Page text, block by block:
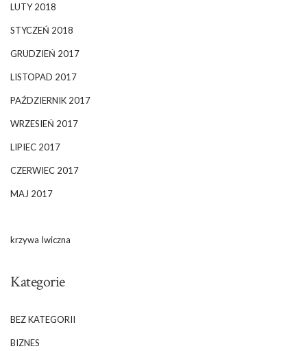
LUTY 2018
STYCZEŃ 2018
GRUDZIEŃ 2017
LISTOPAD 2017
PAŹDZIERNIK 2017
WRZESIEŃ 2017
LIPIEC 2017
CZERWIEC 2017
MAJ 2017
krzywa Iwiczna
Kategorie
BEZ KATEGORII
BIZNES